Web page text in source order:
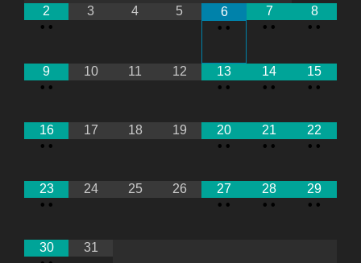
2
• •
3 4 5
6
• •
7
• •
8
• •
9
• •
10 11 12
13
• •
14
• •
15
• •
16
• •
17 18 19
20
• •
21
• •
22
• •
23
• •
24 25 26
27
• •
28
• •
29
• •
30
31